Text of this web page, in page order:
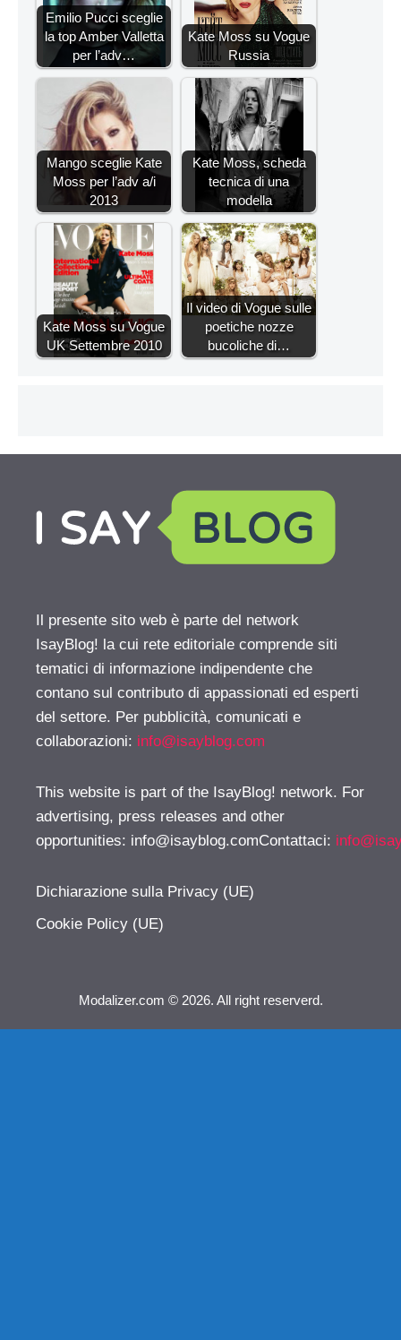
Emilio Pucci sceglie
la top Amber Valletta
per l’adv…
Kate Moss su Vogue
Russia
Mango sceglie Kate
Moss per l’adv a/i
2013
Kate Moss, scheda
tecnica di una
modella
Kate Moss su Vogue
UK Settembre 2010
Il video di Vogue sulle
poetiche nozze
bucoliche di…
Il presente sito web è parte del network
IsayBlog! la cui rete editoriale comprende siti
tematici di informazione indipendente che
contano sul contributo di appassionati ed esperti
del settore. Per pubblicità, comunicati e
collaborazioni: info@isayblog.com
This website is part of the IsayBlog! network. For
advertising, press releases and other
opportunities: info@isayblog.comContattaci:
Dichiarazione sulla Privacy (UE)
Cookie Policy (UE)
Modalizer.com © 2026. All right reserverd.